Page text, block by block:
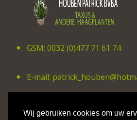
Wij gebruiken cookies om uw
GSM: 0032 (0)477 71 61 74
E-mail: